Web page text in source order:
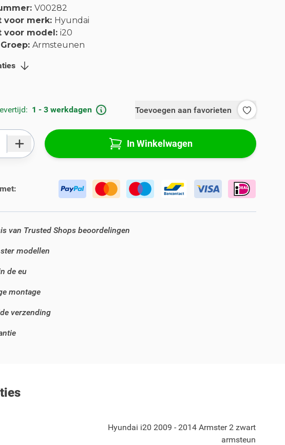
V00282
voor merk: Hyundai
voor model: i20
Armsteunen
1 - 3 werkdagen Toevoegen aan favorieten
In Winkelwagen
van Trusted Shops beoordelingen
modellen
de eu
montage
verzending
Hyundai i20 2009 - 2014 Armster 2 zwart
armsteun